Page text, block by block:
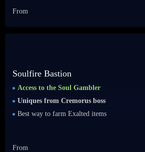
From
Soulfire Bastion
Access to the Soul Gambler
Uniques from Cremorus boss
Best way to farm Exalted items
From